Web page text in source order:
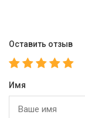
Оставить отзыв
Имя